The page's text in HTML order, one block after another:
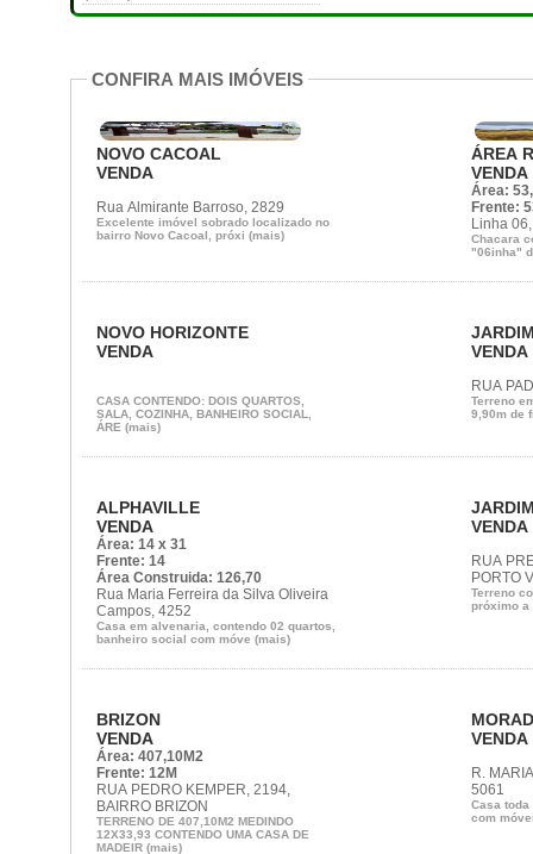
CONFIRA MAIS IMÓVEIS
NOVO CACOAL
VENDA
Rua Almirante Barroso, 2829
Excelente imóvel sobrado localizado no
bairro Novo Cacoal, próxi (mais)
ÁREA
VENDA
Área:
Frente:
Linha
Chacara
"06inha"
NOVO HORIZONTE
VENDA
CASA CONTENDO: DOIS QUARTOS,
SALA, COZINHA, BANHEIRO SOCIAL,
ÁRE (mais)
VENDA
RUA
Terreno
9,90m de
ALPHAVILLE
VENDA
Área: 14 x 31
Frente: 14
Área Construida: 126,70
Rua Maria Ferreira da Silva Oliveira
Campos, 4252
Casa em alvenaria, contendo 02 quartos,
banheiro social com móve (mais)
VENDA
RUA
PORTO
Terreno
próximo a
BRIZON
VENDA
Área: 407,10M2
Frente: 12M
RUA PEDRO KEMPER, 2194,
BAIRRO BRIZON
TERRENO DE 407,10M2 MEDINDO
12X33,93 CONTENDO UMA CASA DE
MADEIR (mais)
VENDA
R.
5061
Casa